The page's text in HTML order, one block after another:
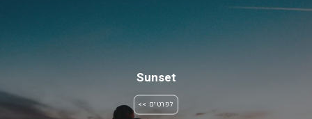
Sunset
לפרטים >>